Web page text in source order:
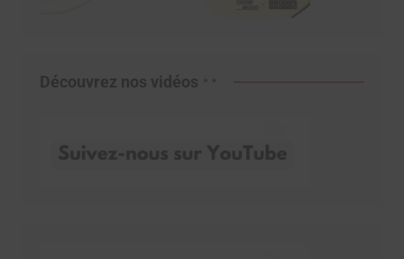
Découvrez nos vidéos